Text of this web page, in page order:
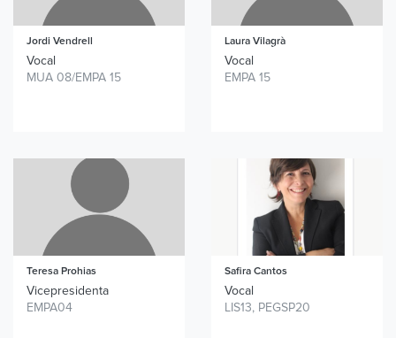
Jordi Vendrell
Vocal
MUA 08/EMPA 15
Laura Vilagrà
Vocal
EMPA 15
Teresa Prohias
Vicepresidenta
EMPA04
Safira Cantos
Vocal
LIS13, PEGSP20